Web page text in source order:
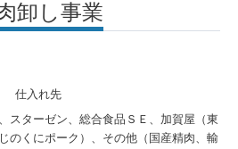
卸し事業
仕入れ先
スターゼン、総合食品ＳＥ、加賀屋（東
のくにポーク）、その他（国産精肉、輸